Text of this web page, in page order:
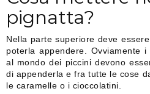
pignatta?
Nella parte superiore deve
poterla appendere. Ovviamente
al mondo dei piccini devono
di appenderla e fra tutte le cose
le caramelle o i cioccolatini.